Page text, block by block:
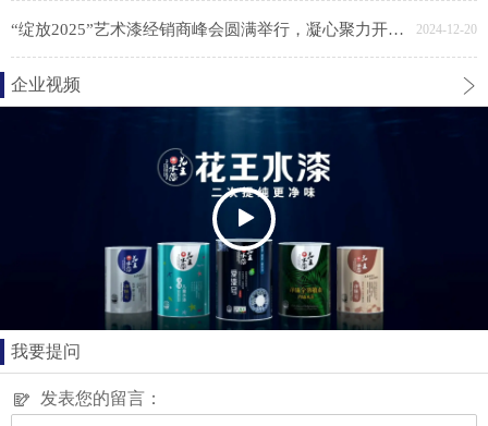
“绽放2025”艺术漆经销商峰会圆满举行，凝心聚力开新局 2024-12-20
企业视频
我要提问
发表您的留言：